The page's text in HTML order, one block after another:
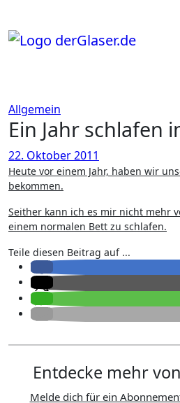
springen
Allgemein
Ein Jahr schlafen
22. Oktober 2011
Heute vor einem Jahr, haben wir unser Wasserbett geliefert
bekommen.
Seither kann ich es mir nicht mehr
einem normalen Bett zu schlafen.
Teile diesen Beitrag auf ...
Entdecke mehr
Melde dich für ein Abonnement an, um die neuesten